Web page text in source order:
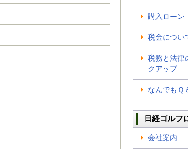
購入ローン
税金につい
税務と法律
クアップ
なんでもＱ
日経ゴルフ
会社案内